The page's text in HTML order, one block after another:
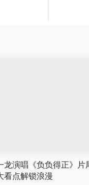
龙演唱《负负得正》片
看点解锁浪漫